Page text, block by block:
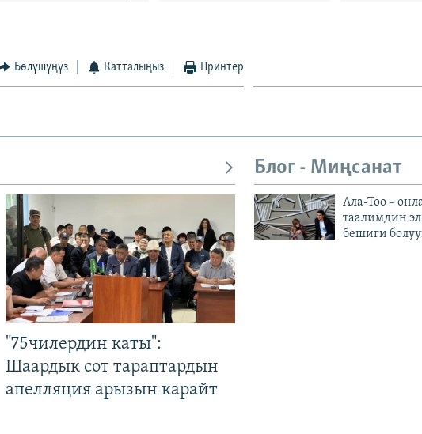
Бөлүшүңүз Катталыңыз Принтер
"75чилердин каты":
Шаардык сот тараптардын
апелляция арызын карайт
Блог - Миңсанат
Ала-Тоо –
таалимдин
бешиги